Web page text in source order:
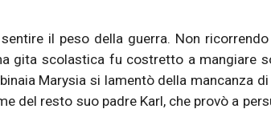
il peso della guerra. Non
gita scolastica fu costretto a mangiare
Marysia si lamentò della mancanza
del resto suo padre Karl, che provò a